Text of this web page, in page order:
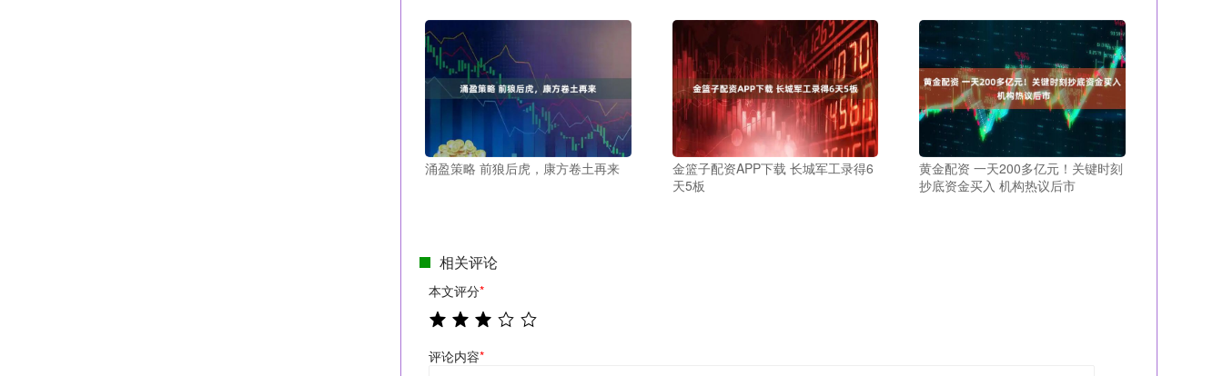
涌盈策略 前狼后虎，康方卷土再来
金篮子配资APP下载 长城军工录得6
天5板
黄金配资 一天200多亿元！关键时刻
抄底资金买入 机构热议后市
相关评论
本文评分*
评论内容*